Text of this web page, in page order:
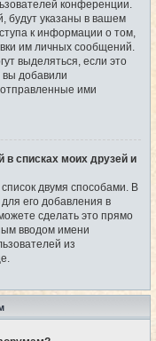
конференции.
будут указаны в вашем
к информации о том,
им личных сообщений.
выделяться, если это
добавили
ими
в списках моих друзей и
двумя способами. В
его добавления в
сделать это прямо
вводом имени
из